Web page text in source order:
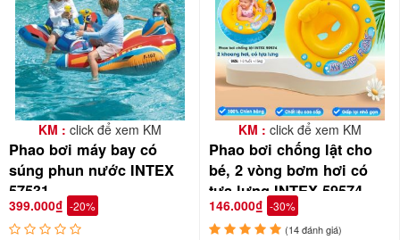
Phao bơi cho bé hình cá
KM : click để xem KM
Phao bơi máy bay có
súng phun nước INTEX
57531
399.000₫ -20%
KM : click để xem KM
Phao bơi chống lật cho
bé, 2 vòng bơm hơi có
tựa lưng INTEX 59574
146.000₫ -30%
(14 đánh giá)